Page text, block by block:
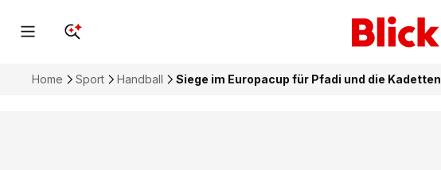
Home Sport Handball Siege im Europacup für Pfadi und die Kadetten